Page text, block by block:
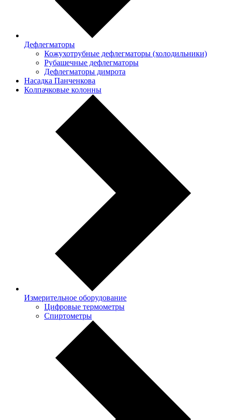
Дефлегматоры
Кожухотрубные дефлегматоры (холодильники)
Рубашечные дефлегматоры
Дефлегматоры димрота
Насадка Панченкова
Колпачковые колонны
Измерительное оборудование
Цифровые термометры
Спиртометры